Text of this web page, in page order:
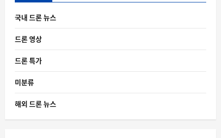
국내 드론 뉴스
드론 영상
드론 특가
미분류
해외 드론 뉴스